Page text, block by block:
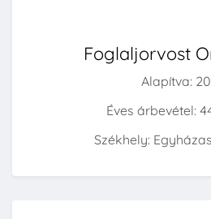
Foglaljorvost
Alapítva:
Éves árbevétel:
Székhely: